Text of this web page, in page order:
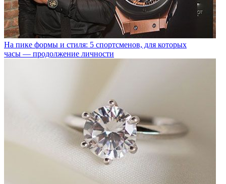
На пике формы и стиля: 5 спортсменов, для которых
часы — продолжение личности